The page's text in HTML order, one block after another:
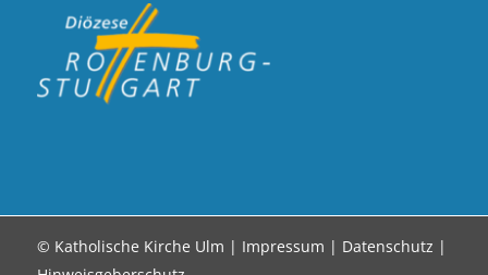
© Katholische Kirche Ulm | Impressum | Datenschutz |